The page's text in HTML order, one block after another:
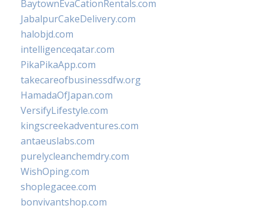
BaytownEvaCationRentals.com
JabalpurCakeDelivery.com
halobjd.com
intelligenceqatar.com
PikaPikaApp.com
takecareofbusinessdfw.org
HamadaOfJapan.com
VersifyLifestyle.com
kingscreekadventures.com
antaeuslabs.com
purelycleanchemdry.com
WishOping.com
shoplegacee.com
bonvivantshop.com